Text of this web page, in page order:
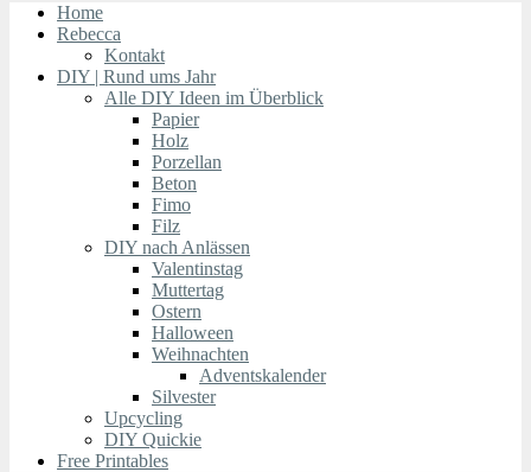
Home
Rebecca
Kontakt
DIY | Rund ums Jahr
Alle DIY Ideen im Überblick
Papier
Holz
Porzellan
Beton
Fimo
Filz
DIY nach Anlässen
Valentinstag
Muttertag
Ostern
Halloween
Weihnachten
Adventskalender
Silvester
Upcycling
DIY Quickie
Free Printables